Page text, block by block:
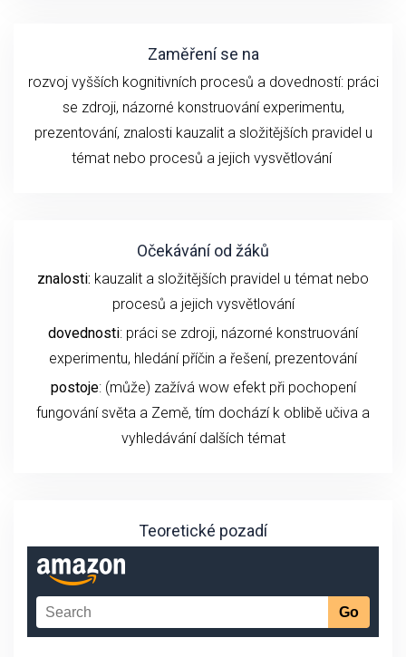
Zaměření se na
rozvoj vyšších kognitivních procesů a dovedností: práci
se zdroji, názorné konstruování experimentu,
prezentování, znalostikauzalit a složitějších pravidel u
témat nebo procesů a jejich vysvětlování
Očekávání od žáků
znalosti: kauzalit a složitějších pravidel u témat nebo
procesů a jejich vysvětlování
dovednosti: práci se zdroji, názorné konstruování
experimentu, hledání příčin a řešení, prezentování
postoje: (může) zažívá wow efekt při pochopení
fungování světa a Země, tím dochází k oblibě učiva a
vyhledávání dalších témat
Teoretické pozadí